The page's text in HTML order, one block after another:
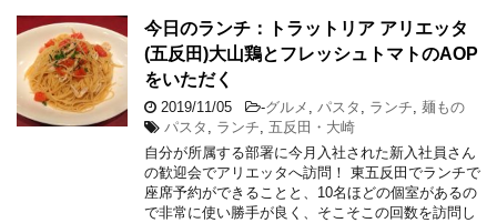
今日のランチ：トラットリア アリエッタ
(五反田)大山鶏とフレッシュトマトのAOP
をいただく
2019/11/05 -グルメ , パスタ , ランチ, 麺もの
パスタ , ランチ, 五反田・大崎
自分が所属する部署に今月入社された新入社員さん
の歓迎会でアリエッタへ訪問！ 東五反田でランチで
座席予約ができることと、10名ほどの個室があるの
で非常に使い勝手が良く、そこそこの回数を訪問し